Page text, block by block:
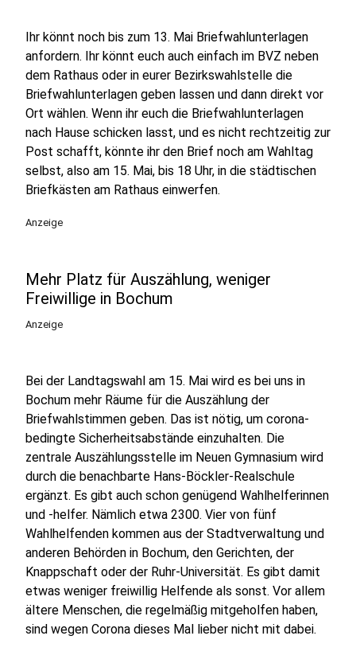
Ihr könnt noch bis zum 13. Mai Briefwahlunterlagen
anfordern. Ihr könnt euch auch einfach im BVZ neben
dem Rathaus oder in eurer Bezirkswahlstelle die
Briefwahlunterlagen geben lassen und dann direkt vor
Ort wählen. Wenn ihr euch die Briefwahlunterlagen
nach Hause schicken lasst, und es nicht rechtzeitig zur
Post schafft, könnte ihr den Brief noch am Wahltag
selbst, also am 15. Mai, bis 18 Uhr, in die städtischen
Briefkästen am Rathaus einwerfen.
Anzeige
Mehr Platz für Auszählung, weniger
Freiwillige in Bochum
Anzeige
Bei der Landtagswahl am 15. Mai wird es bei uns in
Bochum mehr Räume für die Auszählung der
Briefwahlstimmen geben. Das ist nötig, um corona-
bedingte Sicherheitsabstände einzuhalten. Die
zentrale Auszählungsstelle im Neuen Gymnasium wird
durch die benachbarte Hans-Böckler-Realschule
ergänzt. Es gibt auch schon genügend Wahlhelferinnen
und -helfer. Nämlich etwa 2300. Vier von fünf
Wahlhelfenden kommen aus der Stadtverwaltung und
anderen Behörden in Bochum, den Gerichten, der
Knappschaft oder der Ruhr-Universität. Es gibt damit
etwas weniger freiwillig Helfende als sonst. Vor allem
ältere Menschen, die regelmäßig mitgeholfen haben,
sind wegen Corona dieses Mal lieber nicht mit dabei.